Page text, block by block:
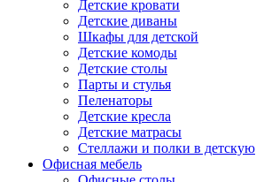
Детские кровати
Детские диваны
Шкафы для детской
Детские комоды
Детские столы
Парты и стулья
Пеленаторы
Детские кресла
Детские матрасы
Стеллажи и полки в детскую
Офисная мебель